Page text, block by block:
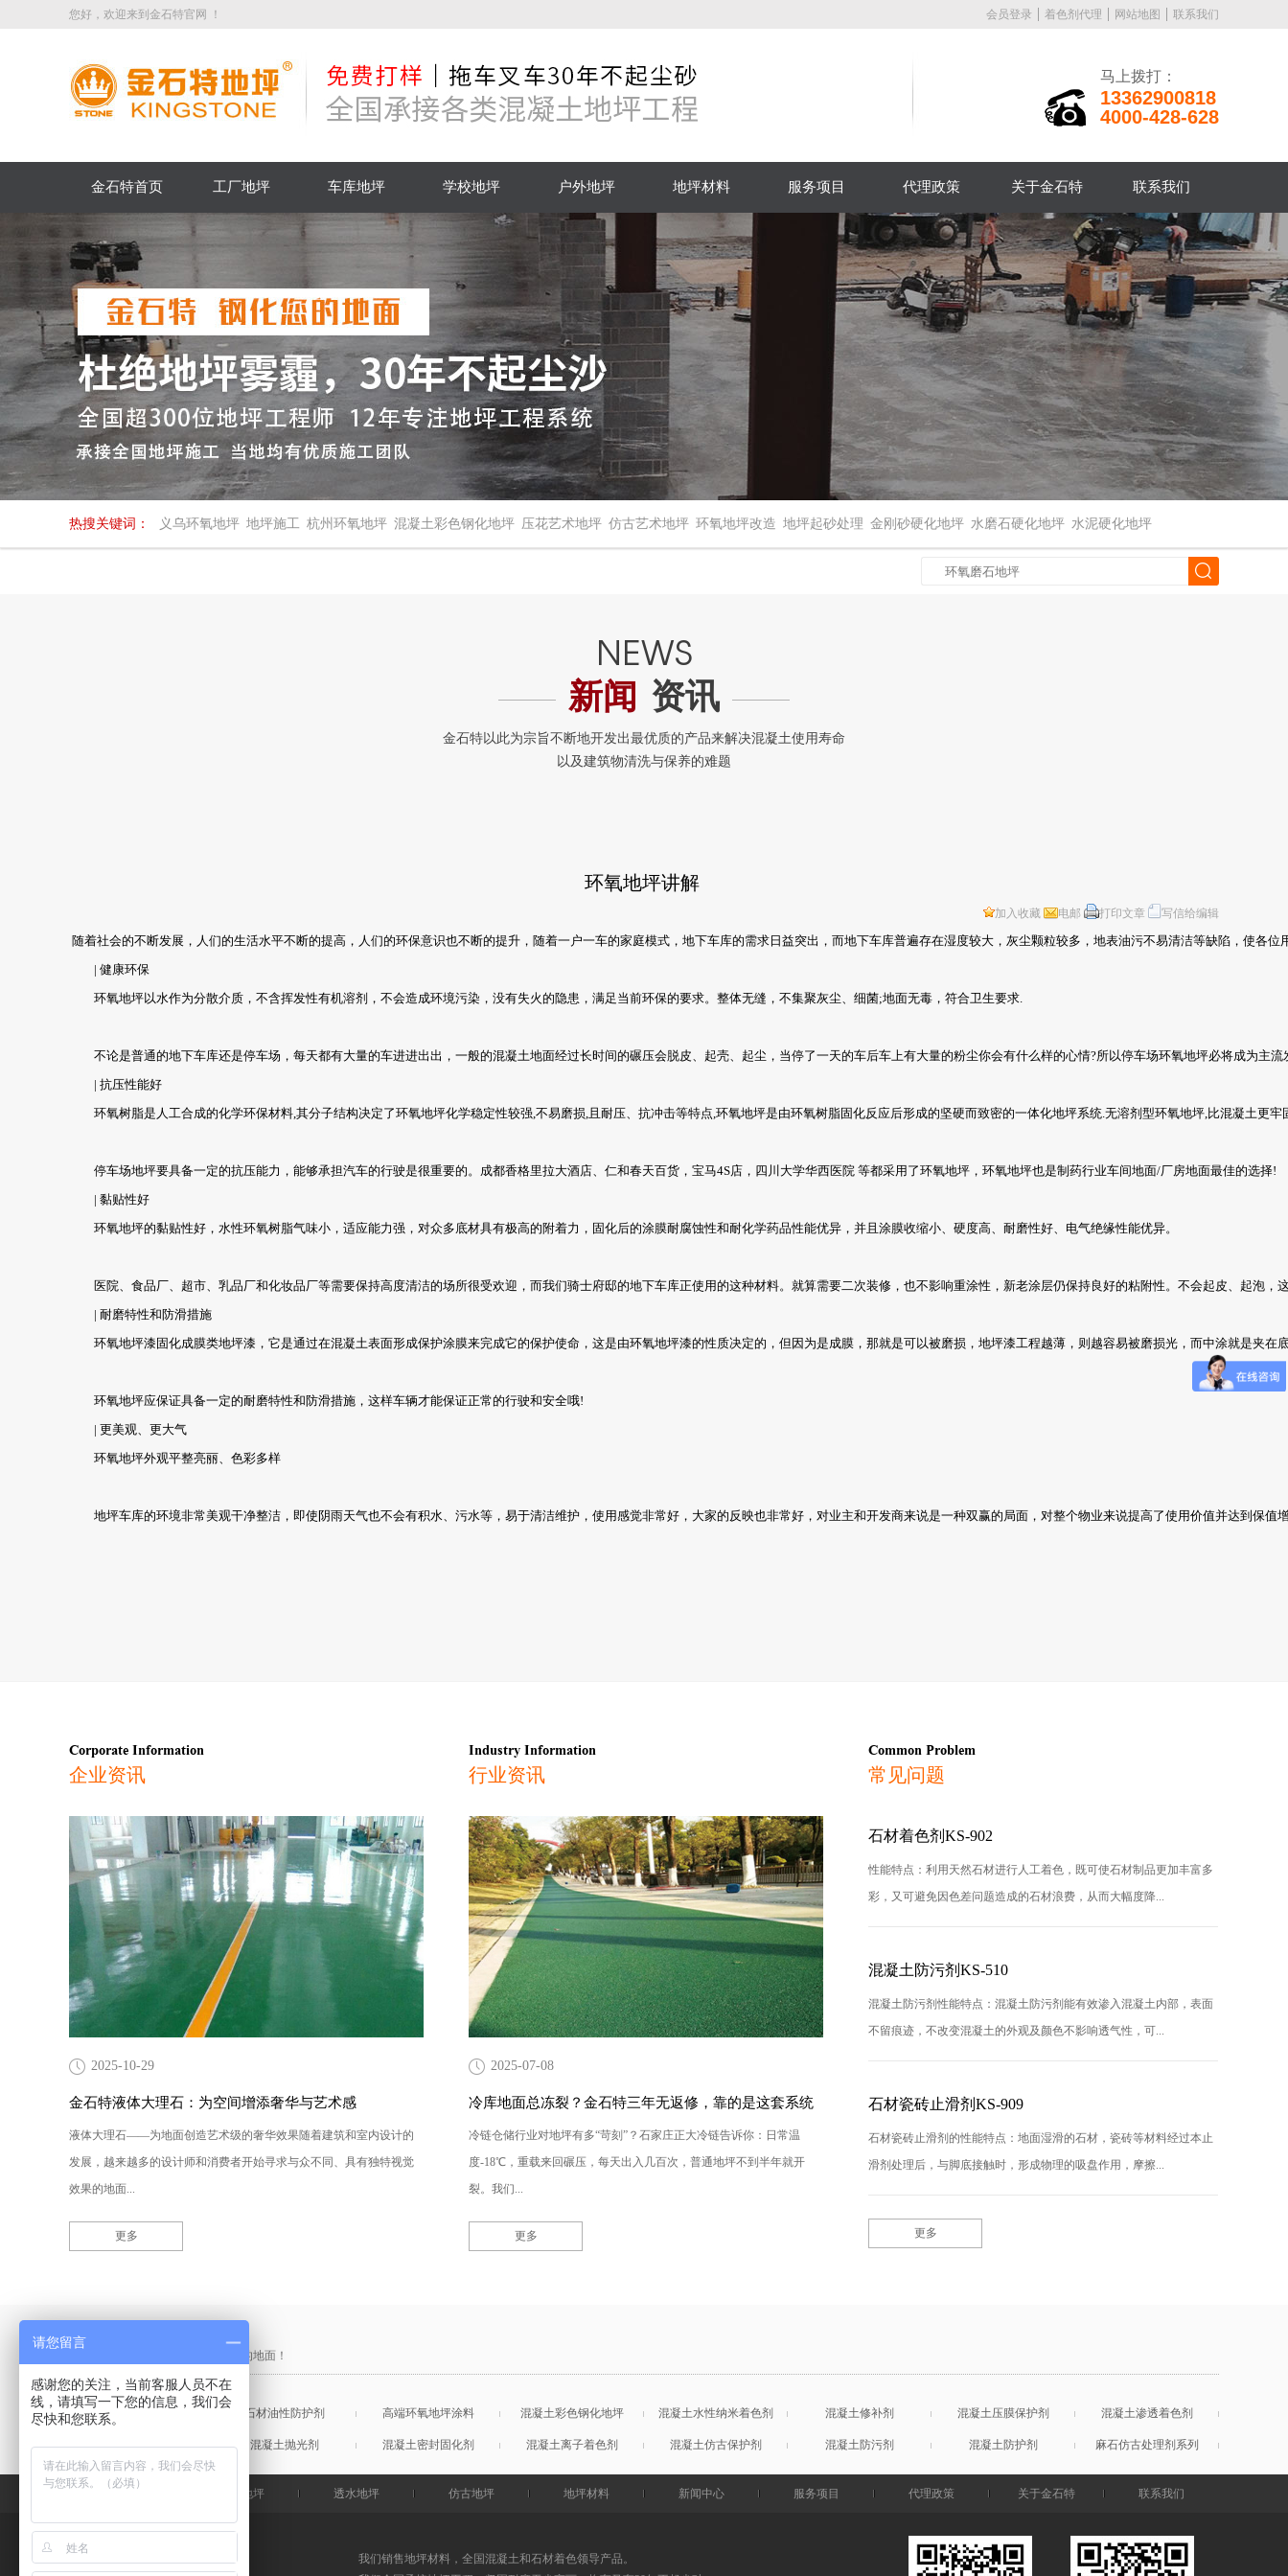
您好，欢迎来到金石特官网 ！ 会员登录 着色剂代理 网站地图 联系我们
马上拨打：
13362900818
4000-428-628
金石特首页 工厂地坪 车库地坪 学校地坪 户外地坪 地坪材料 服务项目 代理政策 关于金石特 联系我们
热搜关键词： 义乌环氧地坪 地坪施工 杭州环氧地坪 混凝土彩色钢化地坪 压花艺术地坪 仿古艺术地坪 环氧地坪改造 地坪起砂处理 金刚砂硬化地坪 水磨石硬化地坪 水泥硬化地坪
新闻 资讯
环氧地坪讲解
加入收藏 电邮 打印文章 写信给编辑
随着社会的不断发展，人们的生活水平不断的提高，人们的环保意识也不断的提升，随着一户一车的家庭模式，地下车库的需求日益突出，而地下车库普遍存在湿度较大，灰尘颗粒较多，地表油污不易清洁等缺陷，使
| 健康环保
环氧地坪以水作为分散介质，不含挥发性有机溶剂，不会造成环境污染，没有失火的隐患，满足当前环保的要求。整体无缝，不集聚灰尘、细菌;地面无毒，符合卫生要求.
不论是普通的地下车库还是停车场，每天都有大量的车进进出出，一般的混凝土地面经过长时间的碾压会脱皮、起壳、起尘，当停了一天的车后车上有大量的粉尘你会有什么样的心情?所以停车场环氧地坪必将成为
| 抗压性能好
环氧树脂是人工合成的化学环保材料,其分子结构决定了环氧地坪化学稳定性较强,不易磨损,且耐压、抗冲击等特点,环氧地坪是由环氧树脂固化反应后形成的坚硬而致密的一体化地坪系统.无溶剂型环氧地坪,比混凝土更牢
停车场地坪要具备一定的抗压能力，能够承担汽车的行驶是很重要的。成都香格里拉大酒店、仁和春天百货，宝马4S店，四川大学华西医院 等都采用了环氧地坪，环氧地坪也是制药行业车间地面/厂房地面最佳的选择!
| 黏贴性好
环氧地坪的黏贴性好，水性环氧树脂气味小，适应能力强，对众多底材具有极高的附着力，固化后的涂膜耐腐蚀性和耐化学药品性能优异，并且涂膜收缩小、硬度高、耐磨性好、电气绝缘性能优异。
医院、食品厂、超市、乳品厂和化妆品厂等需要保持高度清洁的场所很受欢迎，而我们骑士府邸的地下车库正使用的这种材料。就算需要二次装修，也不影响重涂性，新老涂层仍保持良好的粘附性。不会起皮、起泡，
| 耐磨特性和防滑措施
环氧地坪漆固化成膜类地坪漆，它是通过在混凝土表面形成保护涂膜来完成它的保护使命，这是由环氧地坪漆的性质决定的，但因为是成膜，那就是可以被磨损，地坪漆工程越薄，则越容易被磨损光，而中涂就是夹在
环氧地坪应保证具备一定的耐磨特性和防滑措施，这样车辆才能保证正常的行驶和安全哦!
| 更美观、更大气
环氧地坪外观平整亮丽、色彩多样
地坪车库的环境非常美观干净整洁，即使阴雨天气也不会有积水、污水等，易于清洁维护，使用感觉非常好，大家的反映也非常好，对业主和开发商来说是一种双赢的局面，对整个物业来说提高了使用价值并达到保值
Corporate Information
企业资讯
2025-10-29
金石特液体大理石：为空间增添奢华与艺术感
液体大理石——为地面创造艺术级的奢华效果随着建筑和室内设计的
发展，越来越多的设计师和消费者开始寻求与众不同、具有独特视觉
效果的地面...
更多
Industry Information
行业资讯
2025-07-08
冷库地面总冻裂？金石特三年无返修，靠的是这套系统
冷链仓储行业对地坪有多“苛刻”？石家庄正大冷链告诉你：日常温
度-18℃，重载来回碾压，每天出入几百次，普通地坪不到半年就开
裂。我们...
更多
Common Problem
常见问题
石材着色剂KS-902
性能特点：利用天然石材进行人工着色，既可使石材制品更加丰富多
彩，又可避免因色差问题造成的石材浪费，从而大幅度降...
混凝土防污剂KS-510
混凝土防污剂性能特点：混凝土防污剂能有效渗入混凝土内部，表面
不留痕迹，不改变混凝土的外观及颜色不影响透气性，可...
石材瓷砖止滑剂KS-909
石材瓷砖止滑剂的性能特点：地面湿滑的石材，瓷砖等材料经过本止
滑剂处理后，与脚底接触时，形成物理的吸盘作用，摩擦...
更多
产品采购直通车
做中国最硬的地坪，金石特钢化您的地面！
混凝土表面增强剂 石材油性防护剂 高端环氧地坪涂料 混凝土彩色钢化地坪 混凝土水性纳米着色剂 混凝土修补剂 混凝土压膜保护剂 混凝土渗透着色剂
混凝土润色剂 混凝土抛光剂 混凝土密封固化剂 混凝土离子着色剂 混凝土仿古保护剂 混凝土防污剂 混凝土防护剂 麻石仿古处理剂系列
钢化地坪 透水地坪 仿古地坪 地坪材料 新闻中心 服务项目 代理政策 关于金石特 联系我们
我们销售地坪材料，全国混凝土和石材着色领导产品。
请您留言
感谢您的关注，当前客服人员不在
线，请填写一下您的信息，我们会
尽快和您联系。